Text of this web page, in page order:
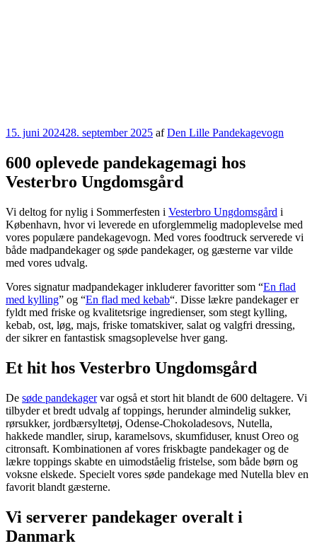
Udgivet
15. juni 202428. september 2025 afDen Lille Pandekagevogn
600 oplevede pandekagemagi hos
Vesterbro Ungdomsgård
Vi deltog for nylig i Sommerfesten i Vesterbro Ungdomsgård i
København, hvor vi leverede en uforglemmelig madoplevelse med
vores populære pandekagevogn. Med vores foodtruck serverede vi
både madpandekager og søde pandekager, og gæsterne var vilde
med vores udvalg.
Vores signatur madpandekager inkluderer favoritter som “En flad
med kylling” og “En flad med kebab“. Disse lækre pandekager er
fyldt med friske og kvalitetsrige ingredienser, som stegt kylling,
kebab, ost, løg, majs, friske tomatskiver, salat og valgfri dressing,
der sikrer en fantastisk smagsoplevelse hver gang.
Et hit hos Vesterbro Ungdomsgård
De søde pandekagervar også et stort hit blandt de 600 deltagere. Vi
tilbyder et bredt udvalg af toppings, herunder almindelig sukker,
rørsukker, jordbærsyltetøj, Odense-Chokoladesovs, Nutella,
hakkede mandler, sirup, karamelsovs, skumfiduser, knust Oreo og
citronsaft. Kombinationen af vores friskbagte pandekager og de
lækre toppings skabte en uimodståelig fristelse, som både børn og
voksne elskede. Specielt vores søde pandekage med Nutella blev en
favorit blandt gæsterne.
Vi serverer pandekager overalt i
Danmark